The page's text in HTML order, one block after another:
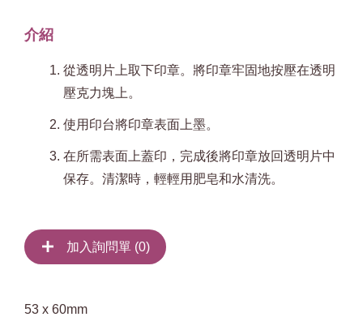
介紹
從透明片上取下印章。將印章牢固地按壓在透明
壓克力塊上。
使用印台將印章表面上墨。
在所需表面上蓋印，完成後將印章放回透明片中
保存。清潔時，輕輕用肥皂和水清洗。
加入詢問單 (0)
53 x 60mm